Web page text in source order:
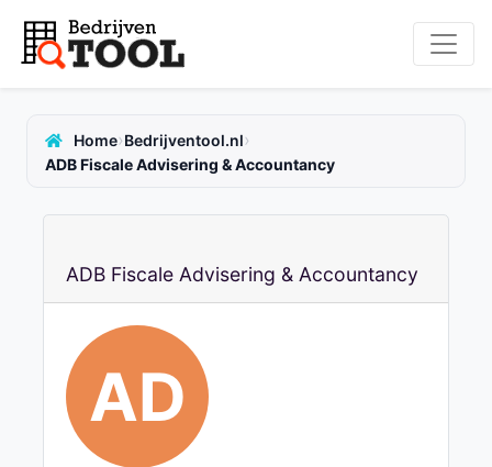
Home›Bedrijventool.nl›
ADB Fiscale Advisering & Accountancy
ADB Fiscale Advisering & Accountancy
AD